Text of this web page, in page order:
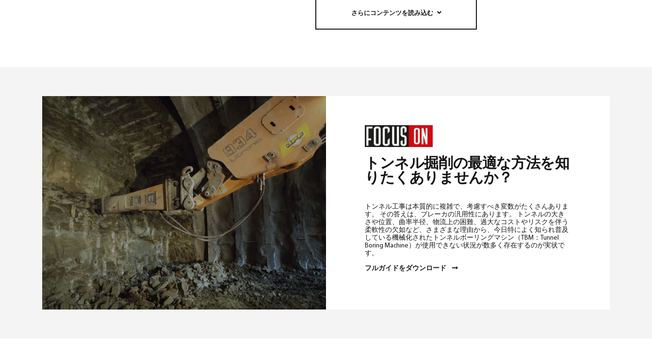
さらにコンテンツを読み込む
トンネル掘削の最適な方法を知
りたくありませんか？
トンネル工事は本質的に複雑で、考慮すべき変数がたくさんありま
す。 その答えは、ブレーカの汎用性にあります。 トンネルの大き
さや位置、曲率半径、物流上の困難、過大なコストやリスクを伴う
柔軟性の欠如など、さまざまな理由から、今日特によく知られ普及
している機械化されたトンネルボーリングマシン（TBM：Tunnel
Boring Machine）が使用できない状況が数多く存在するのが実状で
す。
フルガイドをダウンロード